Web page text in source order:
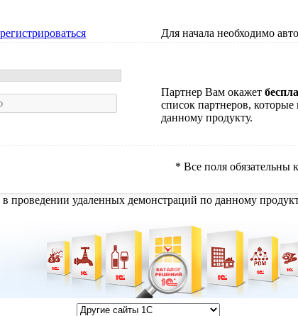
Для начала необходимо
Партнер Вам окажет
список партнеров,
данному продукту.
* Все поля обязательны
проведении удаленных демонстраций по данному